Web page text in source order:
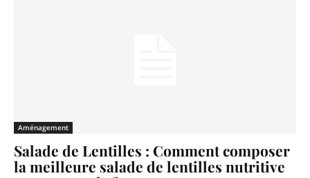
Aménagement
Salade de Lentilles : Comment composer
la meilleure salade de lentilles nutritive